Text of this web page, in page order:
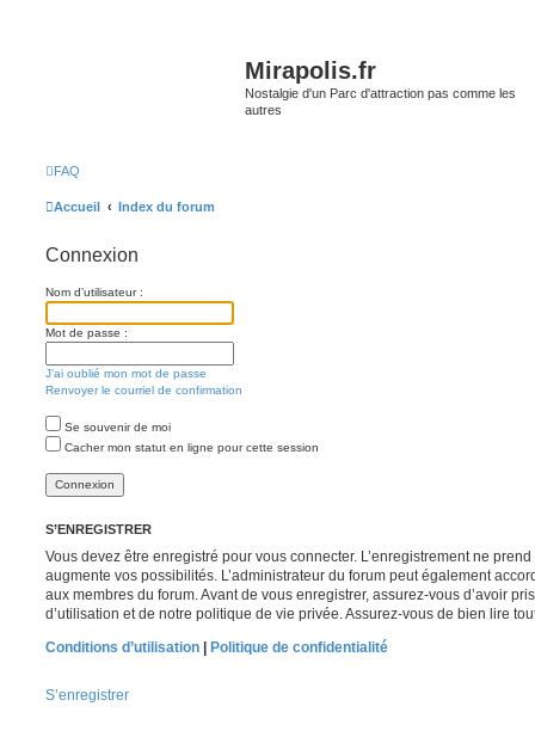
Mirapolis.fr
Nostalgie d'un Parc d'attraction pas comme les
autres
FAQ
Accueil Index du forum
Connexion
Nom d’utilisateur :
Mot de passe :
J’ai oublié mon mot de passe
Renvoyer le courriel de confirmation
Se souvenir de moi
Cacher mon statut en ligne pour cette session
S’ENREGISTRER
Vous devez être enregistré pour vous connecter. L’enregistrement ne
augmente vos possibilités. L’administrateur du forum peut également
aux membres du forum. Avant de vous enregistrer, assurez-vous d’avoir
d’utilisation et de notre politique de vie privée. Assurez-vous de bien lire
Conditions d’utilisation
Politique de confidentialité
S’enregistrer